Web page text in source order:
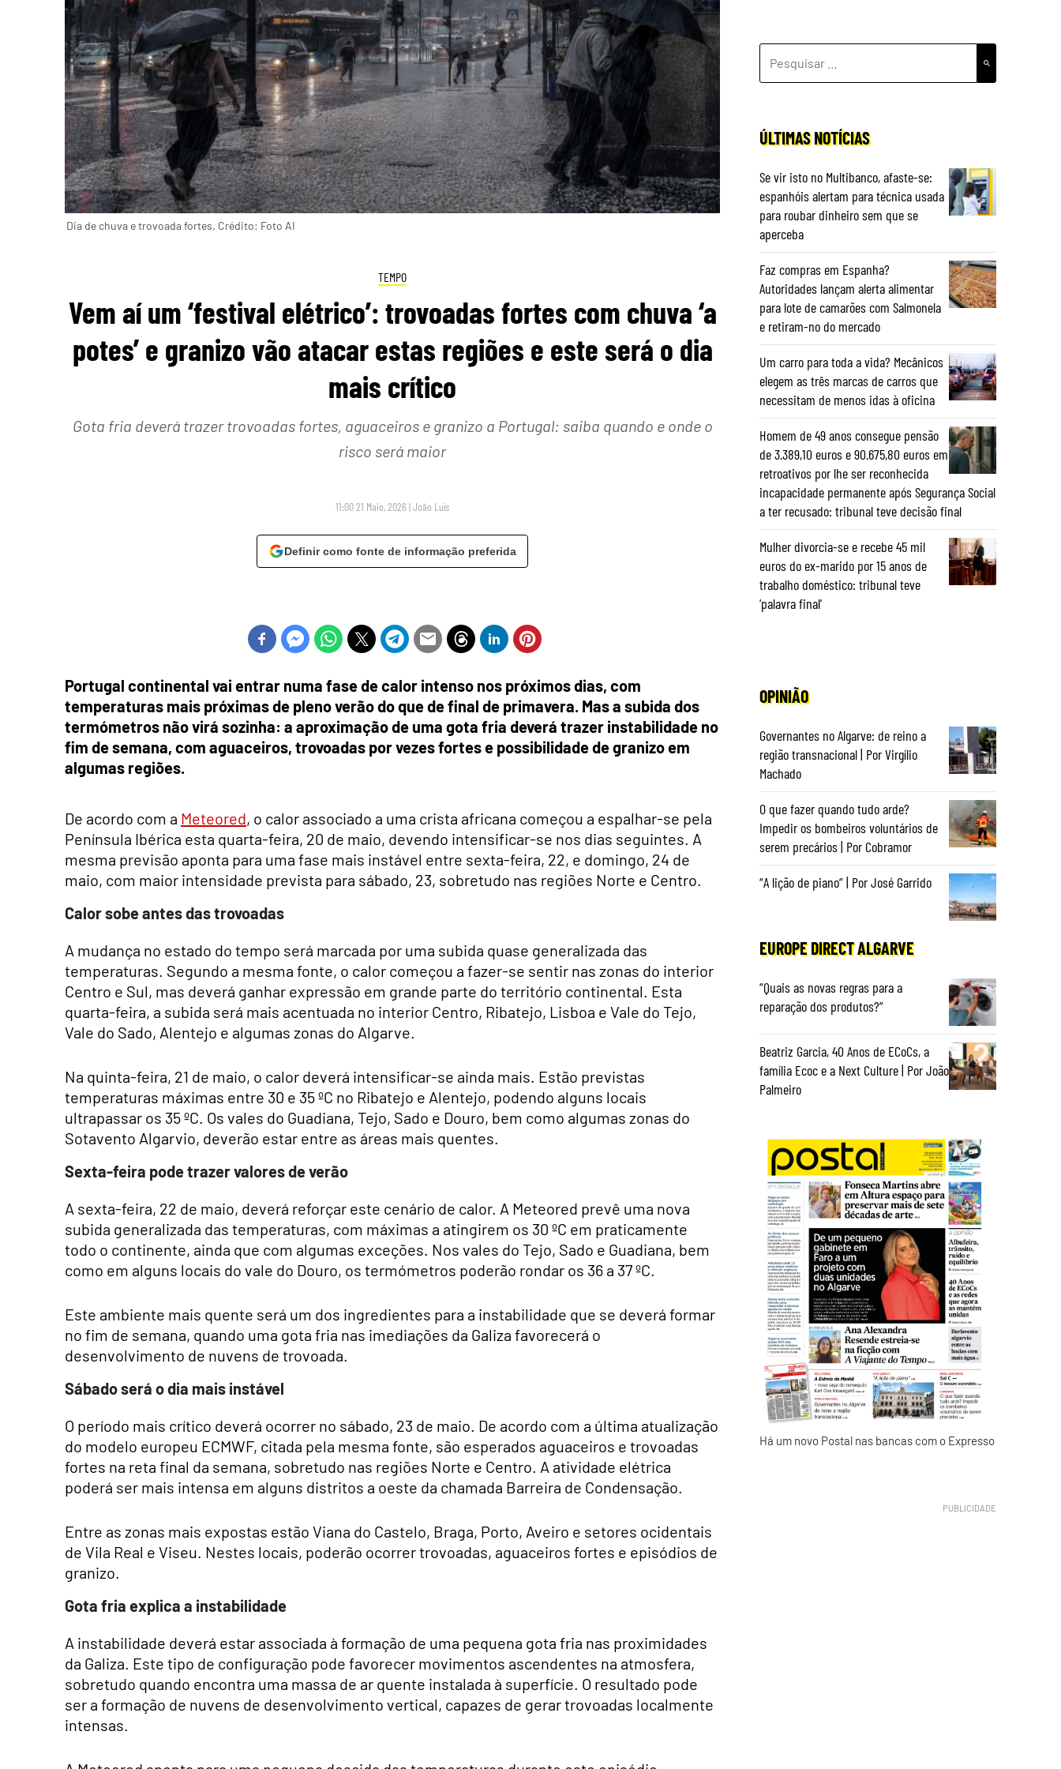
Dia de chuva e trovoada fortes. Crédito: Foto AI
TEMPO
Vem aí um ‘festival elétrico’: trovoadas fortes com chuva ‘a
potes’ e granizo vão atacar estas regiões e este será o dia
mais crítico
Gota fria deverá trazer trovoadas fortes, aguaceiros e granizo a Portugal: saiba quando e onde o
risco será maior
11:00 21 Maio, 2026 |João Luís
Definir como fonte de informação preferida
Portugal continental vai entrar numa fase de calor intenso nos próximos dias, com
temperaturas mais próximas de pleno verão do que de final de primavera. Mas a subida dos
termómetros não virá sozinha: a aproximação de uma gota fria deverá trazer instabilidade no
fim de semana, com aguaceiros, trovoadas por vezes fortes e possibilidade de granizo em
algumas regiões.
De acordo com a Meteored, o calor associado a uma crista africana começou a espalhar-se pela
Península Ibérica esta quarta-feira, 20 de maio, devendo intensificar-se nos dias seguintes. A
mesma previsão aponta para uma fase mais instável entre sexta-feira, 22, e domingo, 24 de
maio, com maior intensidade prevista para sábado, 23, sobretudo nas regiões Norte e Centro.
Calor sobe antes das trovoadas
A mudança no estado do tempo será marcada por uma subida quase generalizada das
temperaturas. Segundo a mesma fonte, o calor começou a fazer-se sentir nas zonas do interior
Centro e Sul, mas deverá ganhar expressão em grande parte do território continental. Esta
quarta-feira, a subida será mais acentuada no interior Centro, Ribatejo, Lisboa e Vale do Tejo,
Vale do Sado, Alentejo e algumas zonas do Algarve.
Na quinta-feira, 21 de maio, o calor deverá intensificar-se ainda mais. Estão previstas
temperaturas máximas entre 30 e 35 ºC no Ribatejo e Alentejo, podendo alguns locais
ultrapassar os 35 ºC. Os vales do Guadiana, Tejo, Sado e Douro, bem como algumas zonas do
Sotavento Algarvio, deverão estar entre as áreas mais quentes.
Sexta-feira pode trazer valores de verão
A sexta-feira, 22 de maio, deverá reforçar este cenário de calor. A Meteored prevê uma nova
subida generalizada das temperaturas, com máximas a atingirem os 30 ºC em praticamente
todo o continente, ainda que com algumas exceções. Nos vales do Tejo, Sado e Guadiana, bem
como em alguns locais do vale do Douro, os termómetros poderão rondar os 36 a 37 ºC.
Este ambiente mais quente será um dos ingredientes para a instabilidade que se deverá formar
no fim de semana, quando uma gota fria nas imediações da Galiza favorecerá o
desenvolvimento de nuvens de trovoada.
Sábado será o dia mais instável
O período mais crítico deverá ocorrer no sábado, 23 de maio. De acordo com a última atualização
do modelo europeu ECMWF, citada pela mesma fonte, são esperados aguaceiros e trovoadas
fortes na reta final da semana, sobretudo nas regiões Norte e Centro. A atividade elétrica
poderá ser mais intensa em alguns distritos a oeste da chamada Barreira de Condensação.
Entre as zonas mais expostas estão Viana do Castelo, Braga, Porto, Aveiro e setores ocidentais
de Vila Real e Viseu. Nestes locais, poderão ocorrer trovoadas, aguaceiros fortes e episódios de
granizo.
Gota fria explica a instabilidade
A instabilidade deverá estar associada à formação de uma pequena gota fria nas proximidades
da Galiza. Este tipo de configuração pode favorecer movimentos ascendentes na atmosfera,
sobretudo quando encontra uma massa de ar quente instalada à superfície. O resultado pode
ser a formação de nuvens de desenvolvimento vertical, capazes de gerar trovoadas localmente
intensas.
POR:
ÚLTIMAS NOTÍCIAS
Se vir isto no Multibanco, afaste-se:
espanhóis alertam para técnica usada
para roubar dinheiro sem que se
aperceba
Faz compras em Espanha?
Autoridades lançam alerta alimentar
para lote de camarões com Salmonela
e retiram-no do mercado
Um carro para toda a vida? Mecânicos
elegem as três marcas de carros que
necessitam de menos idas à oficina
Homem de 49 anos consegue pensão
de 3.389,10 euros e 90.675,80 euros em
retroativos por lhe ser reconhecida
incapacidade permanente após Segurança Social
a ter recusado: tribunal teve decisão final
Mulher divorcia-se e recebe 45 mil
euros do ex-marido por 15 anos de
trabalho doméstico: tribunal teve
‘palavra final’
OPINIÃO
Governantes no Algarve: de reino a
região transnacional | Por Virgílio
Machado
O que fazer quando tudo arde?
Impedir os bombeiros voluntários de
serem precários | Por Cobramor
“A lição de piano” | Por José Garrido
EUROPE DIRECT ALGARVE
“Quais as novas regras para a
reparação dos produtos?”
Beatriz Garcia, 40 Anos de ECoCs, a
família Ecoc e a Next Culture | Por João
Palmeiro
Há um novo Postal nas bancas com o Expresso